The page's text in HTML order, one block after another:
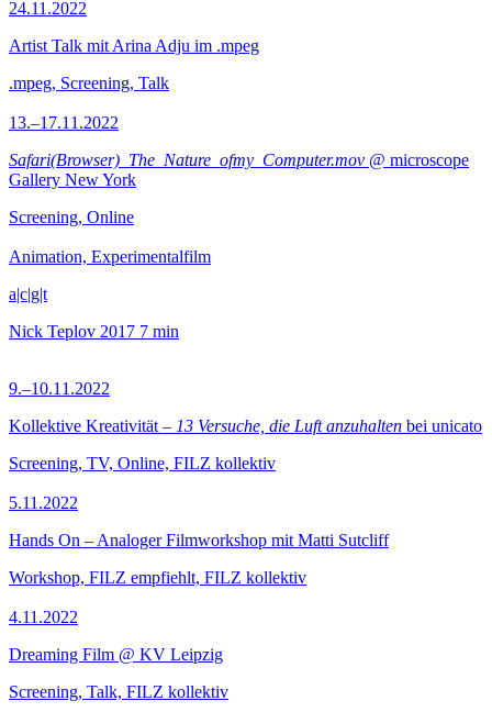
24.11.2022
Artist Talk mit Arina Adju im .mpeg
.mpeg, Screening, Talk
13.–17.11.2022
Safari(Browser)_The_Nature_ofmy_Computer.mov @ microscope
Gallery New York
Screening, Online
Animation, Experimentalfilm
a|c|g|t
Nick Teplov 2017 7 min
9.–10.11.2022
Kollektive Kreativität – 13 Versuche, die Luft anzuhalten bei unicato
Screening, TV, Online, FILZ kollektiv
5.11.2022
Hands On – Analoger Filmworkshop mit Matti Sutcliff
Workshop, FILZ empfiehlt, FILZ kollektiv
4.11.2022
Dreaming Film @ KV Leipzig
Screening, Talk, FILZ kollektiv